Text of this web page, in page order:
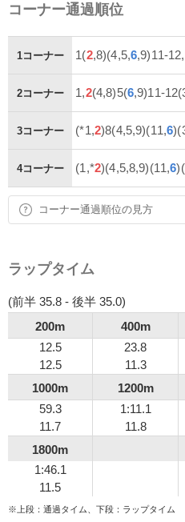
コーナー通過順位
1コーナー 1(2,8)(4,5,6,9)11-
2コーナー 1,2(4,8)5(6,9)11-
3コーナー (*1,2)8(4,5,9)(11,6
4コーナー (1,*2)(4,5,8,9)(11,6
コーナー通過順位の見方
ラップタイム
(前半 35.8 - 後半 35.0)
200m
400m
12.5
12.5
23.8
11.3
1000m
1200m
59.3
11.7
1:11.1
11.8
1800m
1:46.1
11.5
※上段：通過タイム、下段：ラップタイム